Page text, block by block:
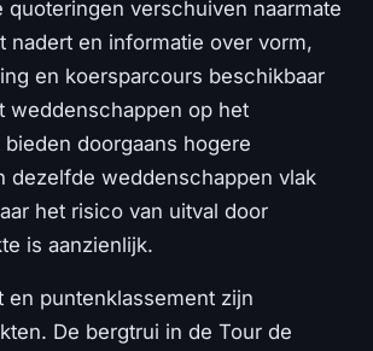
quoteringen verschuiven naarmate
nadert en informatie over vorm,
en koersparcours beschikbaar
weddenschappen op het
doorgaans hogere
dezelfde weddenschappen vlak
het risico van uitval door
is aanzienlijk.
en puntenklassement zijn
De bergtrui in de Tour de